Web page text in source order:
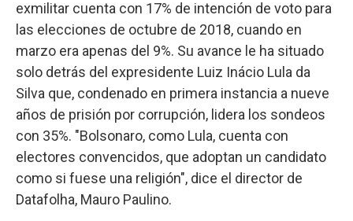
exmilitar cuenta con 17% de intención de voto para
las elecciones de octubre de 2018, cuando en
marzo era apenas del 9%. Su avance le ha situado
solo detrás del expresidente Luiz Inácio Lula da
Silva que, condenado en primera instancia a nueve
años de prisión por corrupción, lidera los sondeos
con 35%. "Bolsonaro, como Lula, cuenta con
electores convencidos, que adoptan un candidato
como si fuese una religión", dice el director de
Datafolha, Mauro Paulino.